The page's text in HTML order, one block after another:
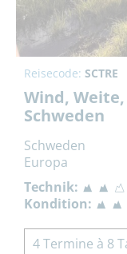
Reisecode: SCTRE
Wind,
Schweden
Schweden
Europa
Technik:
Kondition:
4 Termine à 8